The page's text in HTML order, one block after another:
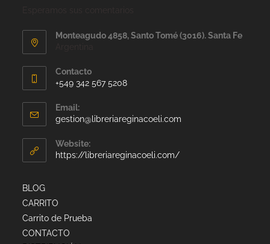
Monteagudo 4858, Santo Tomé (3016). Santa Fe
Contacto
+549 342 567 5208
Email:
gestion@libreriareginacoeli.com
Website:
https://libreriareginacoeli.com/
BLOG
CARRITO
Carrito de Prueba
CONTACTO